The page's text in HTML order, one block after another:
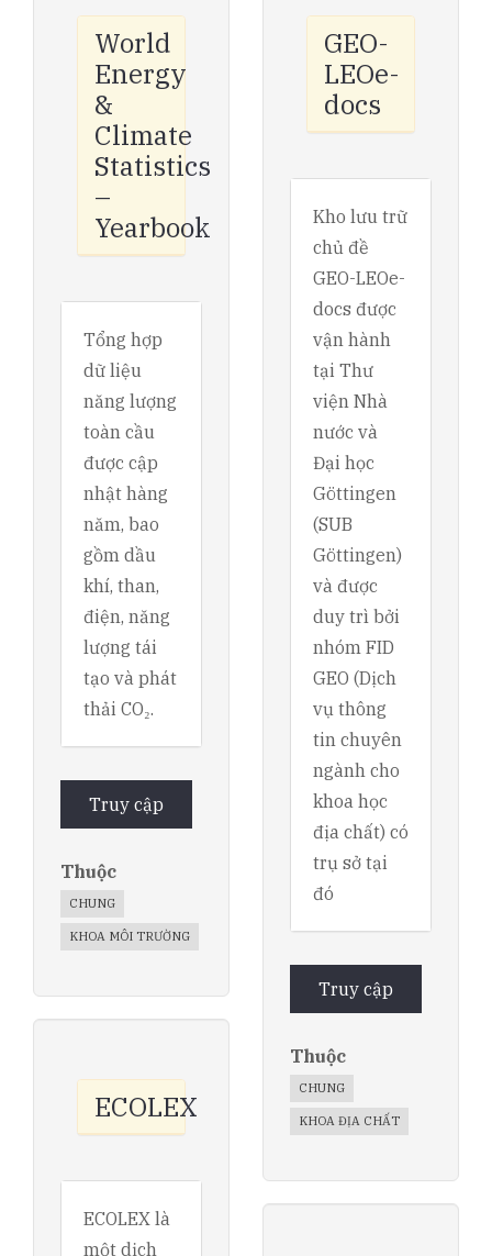
World
Energy
&
Climate
Statistics
–
Yearbook
Tổng hợp
dữ liệu
năng lượng
toàn cầu
được cập
nhật hàng
năm, bao
gồm dầu
khí, than,
điện, năng
lượng tái
tạo và phát
thải CO₂.
Truy cập
Thuộc
CHUNG
KHOA MÔI TRƯỜNG
ECOLEX
ECOLEX là
một dịch
GEO-
LEOe-
docs
Kho lưu trữ
chủ đề
GEO-LEOe-
docs được
vận hành
tại Thư
viện Nhà
nước và
Đại học
Göttingen
(SUB
Göttingen)
và được
duy trì bởi
nhóm FID
GEO (Dịch
vụ thông
tin chuyên
ngành cho
khoa học
địa chất) có
trụ sở tại
đó
Truy cập
Thuộc
CHUNG
KHOA ĐỊA CHẤT